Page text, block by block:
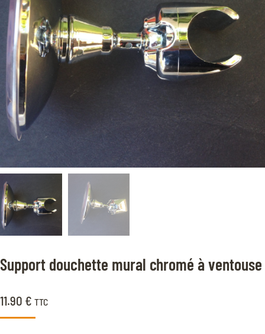
Support douchette mural chromé à ventouse
11.90 € TTC